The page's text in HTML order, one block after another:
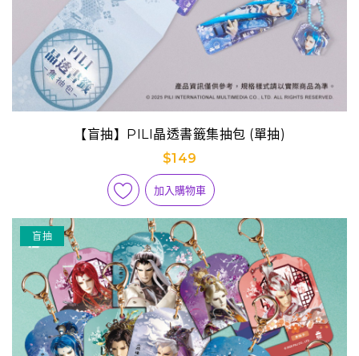
【盲抽】PILI晶透書籤集抽包 (單抽)
$149
加入購物車
盲抽